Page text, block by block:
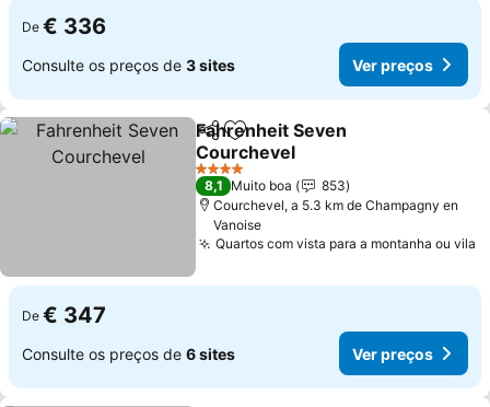
De € 336
Consulte os preços de 3 sites Ver preços
PartilharAdicionar aos favoritos
Fahrenheit Seven
Courchevel
Ver preços
4 Estrelas
8,1 Muito boa
853
Courchevel, a 5.3 km de Champagny en
Vanoise
Quartos com vista para a montanha ou vila
De € 347
Consulte os preços de 6 sites Ver preços